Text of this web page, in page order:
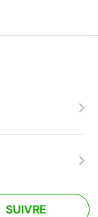
SUIVRE